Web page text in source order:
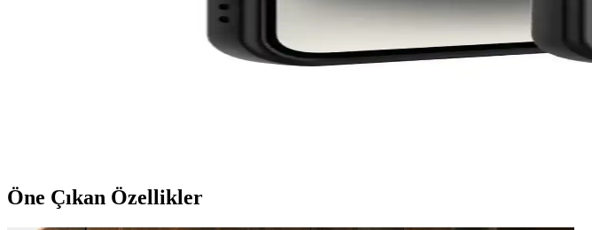
Mobax Store'un geniş ürün yelpazesinde iPhone 12'nize uygun dayanıklı ve şık kılıflar bulunur. Farklı
Vip Case Xiaomi Redmi Note 9s: Estetik ve Koruma Sunan Hafif Silikon Kılıf
Öne Çıkan Özellikler